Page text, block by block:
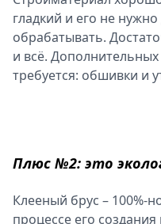
гладкий и его не
обрабатывать.
и всё.
требуется: обшивки и
Плюс №2: это
Клееный брус – 100%-
процессе его